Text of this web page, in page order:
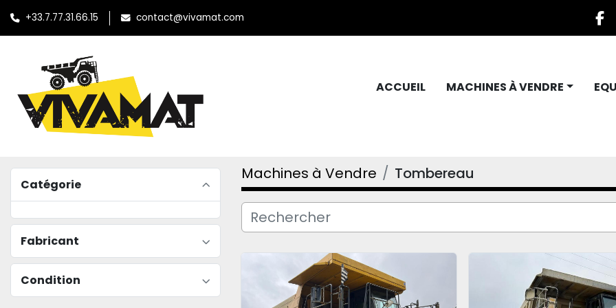
+33.7.77.31.66.15 contact@vivamat.com
ACCUEIL MACHINES À VENDRE
Catégorie
Fabricant
Condition
Machines à Vendre Tombereau